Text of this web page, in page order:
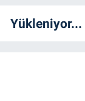
Yükleniyor...